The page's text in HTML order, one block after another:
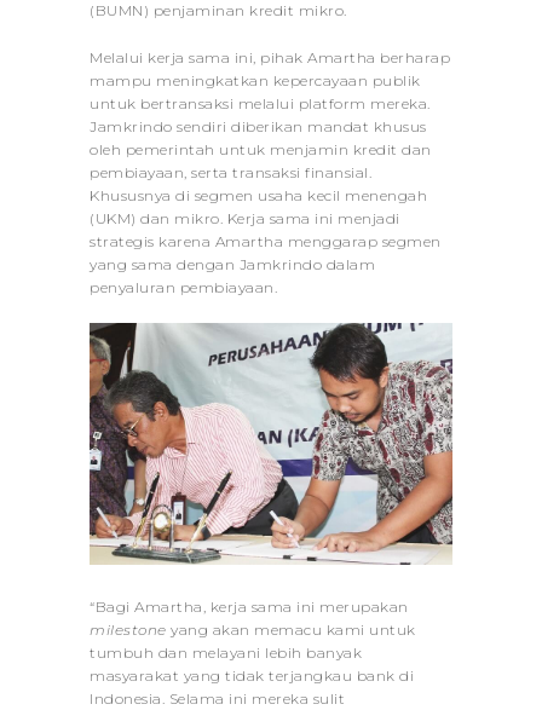
(BUMN) penjaminan kredit mikro.
Melalui kerja sama ini, pihak Amartha berharap
mampu meningkatkan kepercayaan publik
untuk bertransaksi melalui platform mereka.
Jamkrindo sendiri diberikan mandat khusus
oleh pemerintah untuk menjamin kredit dan
pembiayaan, serta transaksi finansial.
Khususnya di segmen usaha kecil menengah
(UKM) dan mikro. Kerja sama ini menjadi
strategis karena Amartha menggarap segmen
yang sama dengan Jamkrindo dalam
penyaluran pembiayaan.
“Bagi Amartha, kerja sama ini merupakan
milestone yang akan memacu kami untuk
tumbuh dan melayani lebih banyak
masyarakat yang tidak terjangkau bank di
Indonesia. Selama ini mereka sulit